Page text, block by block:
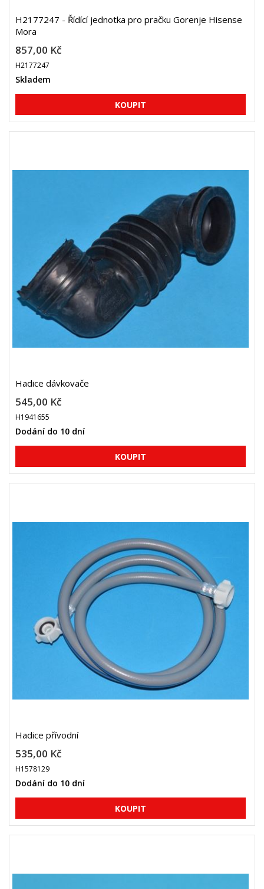
H2177247 - Řídící jednotka pro pračku Gorenje Hisense
Mora
857,00 Kč
H2177247
Skladem
Hadice dávkovače
545,00 Kč
H1941655
Dodání do 10 dní
Hadice přívodní
535,00 Kč
H1578129
Dodání do 10 dní